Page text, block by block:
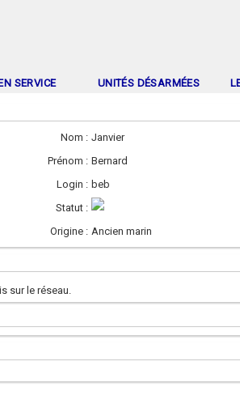
SERVICE UNITÉS DÉSARMÉES
Nom : Janvier
Prénom : Bernard
Login : beb
Statut :
Origine : Ancien marin
sur le réseau.